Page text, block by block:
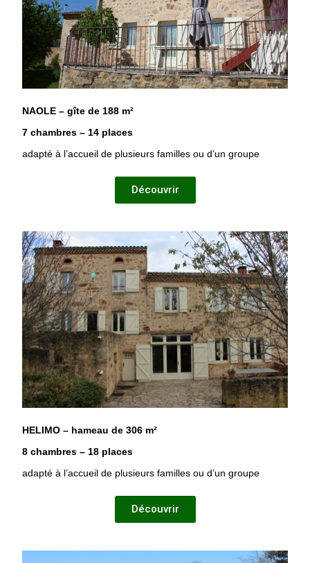
NAOLE – gîte de 188 m²
7 chambres – 14 places
adapté à l’accueil de plusieurs familles ou d’un groupe
Découvrir
HELIMO – hameau de 306 m²
8 chambres – 18 places
adapté à l’accueil de plusieurs familles ou d’un groupe
Découvrir